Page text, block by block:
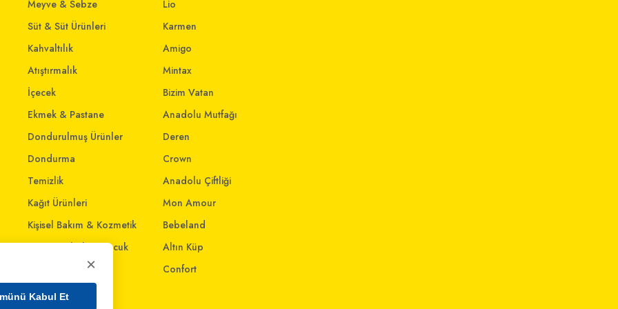
Meyve & Sebze
Süt & Süt Ürünleri
Kahvaltılık
Atıştırmalık
İçecek
Ekmek & Pastane
Dondurulmuş Ürünler
Dondurma
Temizlik
Kağıt Ürünleri
Kişisel Bakım & Kozmetik
Anne - Bebek & Çocuk
Ev & Yaşam
Lio
Karmen
Amigo
Mintax
Bizim Vatan
Anadolu Mutfağı
Deren
Crown
Anadolu Çiftliği
Mon Amour
Bebeland
Altın Küp
Confort
×
Kabul Et